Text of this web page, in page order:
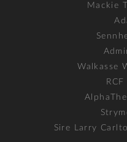
Mackie
Walkasse
Sire Larry